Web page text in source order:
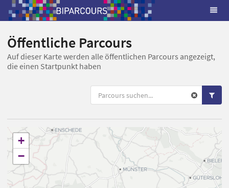
Öffentliche Parcours
Auf dieser Karte werden alle öffentlichen Parcours angezeigt,
die einen Startpunkt haben
+
−